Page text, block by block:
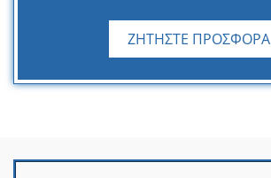
ΖΗΤΗΣΤΕ ΠΡΟΣΦΟΡΑ